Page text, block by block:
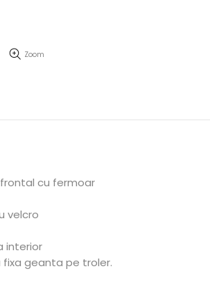
Zoom
cu fermoar
velcro
interior
geanta pe troler.